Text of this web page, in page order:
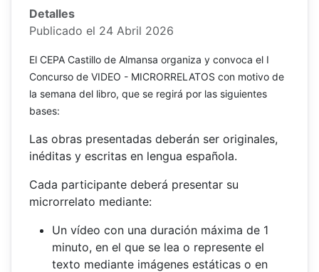
Detalles
Publicado el 24 Abril 2026
El CEPA Castillo de Almansa organiza y convoca el I
Concurso de VIDEO - MICRORRELATOS con motivo de
la semana del libro, que se regirá por las siguientes
bases:
Las obras presentadas deberán ser originales,
inéditas y escritas en lengua española.
Cada participante deberá presentar su
microrrelato mediante:
Un vídeo con una duración máxima de 1
minuto, en el que se lea o represente el
texto mediante imágenes estáticas o en